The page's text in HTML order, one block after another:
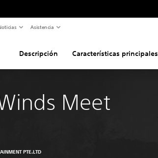
Asistencia
Descripción Características principales
Meet
PTE.LTD